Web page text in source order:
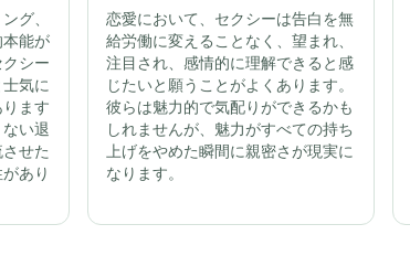
グ、
能が
シー
気に
ます
い退
せた
あり
恋愛において、セクシーは告白を無
給労働に変えることなく、望まれ、
注目され、感情的に理解できると感
じたいと願うことがよくあります。
彼らは魅力的で気配りができるかも
しれませんが、魅力がすべての持ち
上げをやめた瞬間に親密さが現実に
なります。